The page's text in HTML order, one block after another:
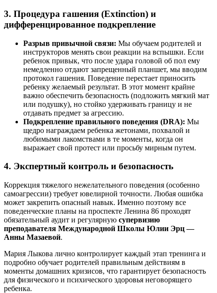
3. Процедура гашения (Extinction) и
дифференцированное подкрепление
Разрыв привычной связи: Мы обучаем родителей и
инструкторов менять свои реакции на вспышки. Если
ребенок привык, что после удара головой об пол ему
немедленно отдают запрещенный планшет, мы вводим
протокол гашения. Поведение перестает приносить
ребенку желаемый результат. В этот момент крайне
важно обеспечить безопасность (подложить мягкий мат
или подушку), но стойко удерживать границу и не
отдавать предмет за агрессию.
Подкрепление правильного поведения (DRA): Мы
щедро награждаем ребенка жетонами, похвалой и
любимыми лакомствами в те моменты, когда он
выражает свой протест или просьбу мирным путем.
4. Экспертный контроль и безопасность
Коррекция тяжелого нежелательного поведения (особенно
самоагрессии) требует ювелирной точности. Любая ошибка
может закрепить опасный навык. Именно поэтому все
поведенческие планы на проспекте Ленина 86 проходят
обязательный аудит и регулярную супервизию
преподавателя Международной Школы Юлии Эрц —
Анны Мазаевой.
Мария Лыкова лично контролирует каждый этап тренинга и
подробно обучает родителей правильным действиям в
моменты домашних кризисов, что гарантирует безопасность
для физического и психического здоровья неговорящего
ребенка.